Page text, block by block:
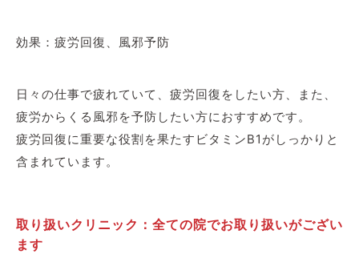
効果：疲労回復、風邪予防
日々の仕事で疲れていて、疲労回復をしたい方、また、
疲労からくる風邪を予防したい方におすすめです。
疲労回復に重要な役割を果たすビタミンB1がしっかりと
含まれています。
取り扱いクリニック：全ての院でお取り扱いがござい
ます